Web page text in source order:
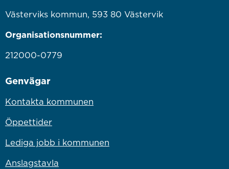
Västerviks kommun, 593 80 Västervik
Organisationsnummer:
212000-0779
Genvägar
Kontakta kommunen
Öppettider
Lediga jobb i kommunen
Anslagstavla